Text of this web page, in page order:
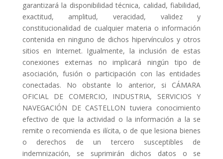
garantizará la disponibilidad técnica, calidad, fiabilidad,
exactitud, amplitud, veracidad, validez y
constitucionalidad de cualquier materia o información
contenida en ninguno de dichos hipervínculos y otros
sitios en Internet. Igualmente, la inclusión de estas
conexiones externas no implicará ningún tipo de
asociación, fusión o participación con las entidades
conectadas. No obstante lo anterior, si CÁMARA
OFICIAL DE COMERCIO, INDUSTRIA, SERVICIOS Y
NAVEGACIÓN DE CASTELLON tuviera conocimiento
efectivo de que la actividad o la información a la se
remite o recomienda es ilícita, o de que lesiona bienes
o derechos de un tercero susceptibles de
indemnización, se suprimirán dichos datos o se